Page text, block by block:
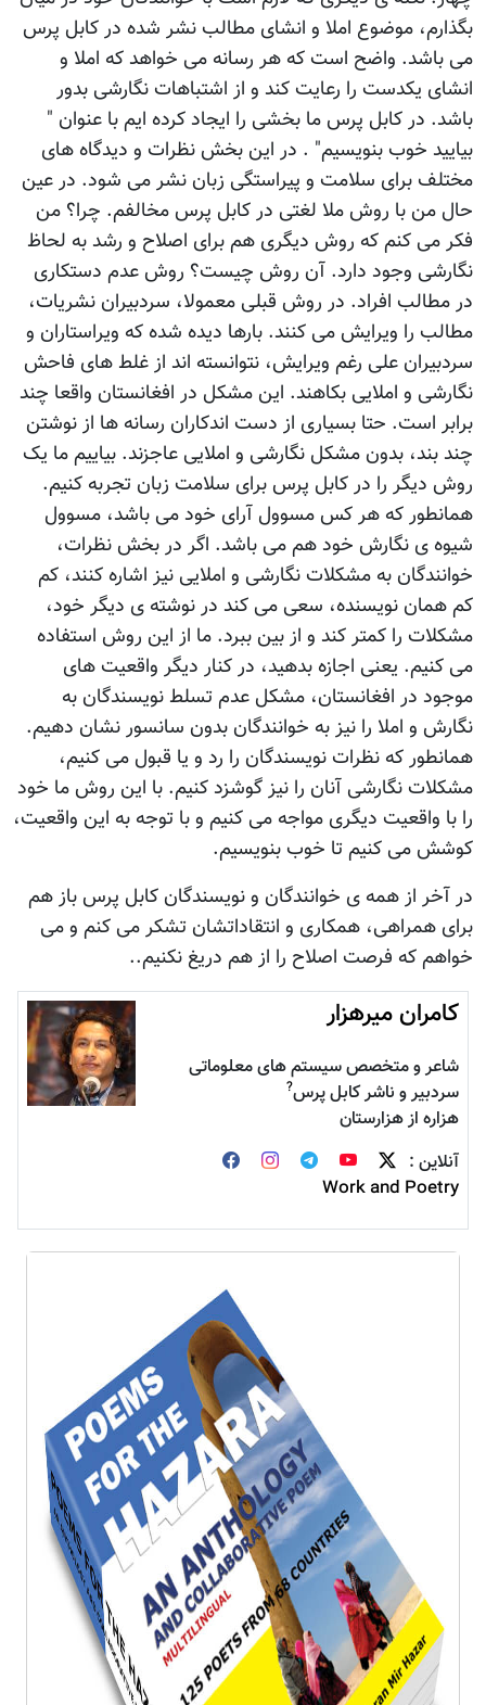
بگذارم، موضوع املا و انشای مطالب نشر شده در کابل پرس
می باشد. واضح است که هر رسانه می خواهد که املا و
انشای يکدست را رعايت کند و از اشتباهات نگارشی بدور
باشد. در کابل پرس ما بخشی را ايجاد کرده ايم با عنوان "
بياييد خوب بنويسيم" . در اين بخش نظرات و ديدگاه های
مختلف برای سلامت و پيراستگی زبان نشر می شود. در عين
حال من با روش ملا لغتی در کابل پرس مخالفم. چرا؟ من
فکر می کنم که روش ديگری هم برای اصلاح و رشد به لحاظ
نگارشی وجود دارد. آن روش چيست؟ روش عدم دستکاری
در مطالب افراد. در روش قبلی معمولا، سردبيران نشريات،
مطالب را ويرايش می کنند. بارها ديده شده که ويراستاران و
سردبيران علی رغم ويرايش، نتوانسته اند از غلط های فاحش
نگارشی و املايی بکاهند. اين مشکل در افغانستان واقعا چند
برابر است. حتا بسياری از دست اندکاران رسانه ها از نوشتن
چند بند، بدون مشکل نگارشی و املايی عاجزند. بياييم ما يک
روش ديگر را در کابل پرس برای سلامت زبان تجربه کنيم.
همانطور که هر کس مسوول آرای خود می باشد، مسوول
شيوه ی نگارش خود هم می باشد. اگر در بخش نظرات،
خوانندگان به مشکلات نگارشی و املايی نيز اشاره کنند، کم
کم همان نويسنده، سعی می کند در نوشته ی ديگر خود،
مشکلات را کمتر کند و از بين ببرد. ما از اين روش استفاده
می کنيم. يعنی اجازه بدهيد، در کنار ديگر واقعيت های
موجود در افغانستان، مشکل عدم تسلط نويسندگان به
نگارش و املا را نيز به خوانندگان بدون سانسور نشان دهيم.
همانطور که نظرات نويسندگان را رد و يا قبول می کنيم،
مشکلات نگارشی آنان را نيز گوشزد کنيم. با اين روش ما خود
را با واقعيت ديگری مواجه می کنيم و با توجه به اين واقعيت،
کوشش می کنيم تا خوب بنويسيم.
در آخر از همه ی خوانندگان و نويسندگان کابل پرس باز هم
برای همراهی، همکاری و انتقاداتشان تشکر می کنم و می
خواهم که فرصت اصلاح را از هم دريغ نکنيم..
کامران میرهزار
شاعر و متخصص سیستم های معلوماتی
سردبیر و ناشر کابل پرس?
هزاره از هزارستان
آنلاین :
Work and Poetry